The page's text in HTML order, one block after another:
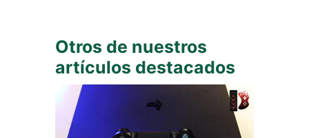
Otros de nuestros
artículos destacados